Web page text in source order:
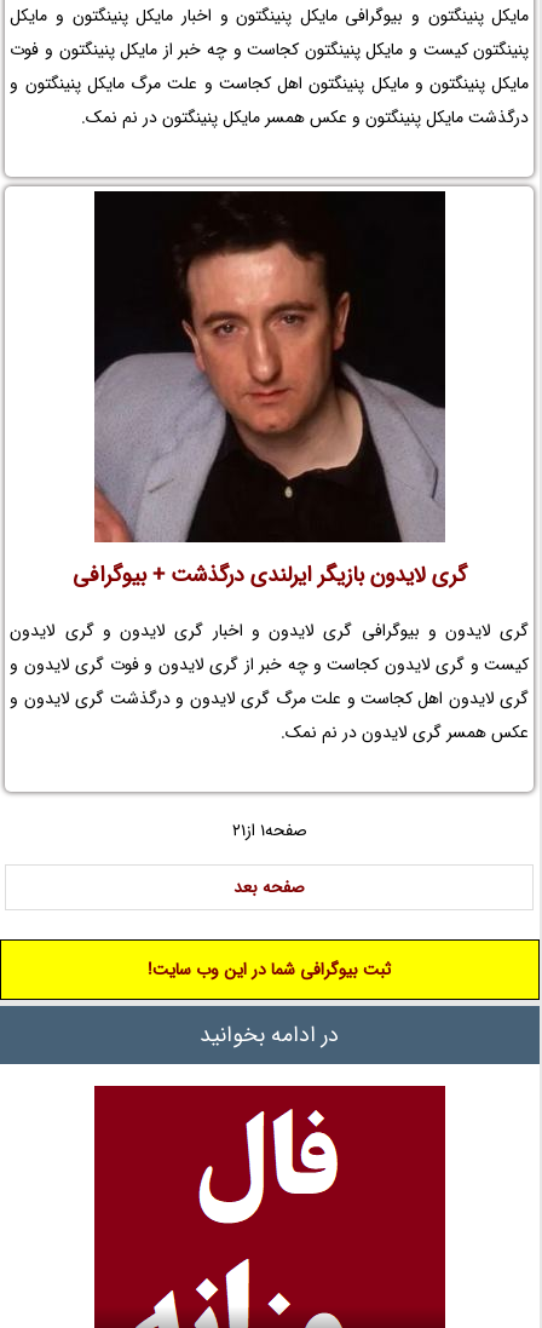
مایکل پنینگتون و بیوگرافی مایکل پنینگتون و اخبار مایکل پنینگتون و مایکل
پنینگتون کیست و مایکل پنینگتون کجاست و چه خبر از مایکل پنینگتون و فوت
مایکل پنینگتون و مایکل پنینگتون اهل کجاست و علت مرگ مایکل پنینگتون و
درگذشت مایکل پنینگتون و عکس همسر مایکل پنینگتون در نم نمک.
گری لایدون بازیگر ایرلندی درگذشت + بیوگرافی
گری لایدون و بیوگرافی گری لایدون و اخبار گری لایدون و گری لایدون
کیست و گری لایدون کجاست و چه خبر از گری لایدون و فوت گری لایدون و
گری لایدون اهل کجاست و علت مرگ گری لایدون و درگذشت گری لایدون و
عکس همسر گری لایدون در نم نمک.
صفحه1 از21
صفحه بعد
ثبت بیوگرافی شما در این وب سایت!
در ادامه بخوانید